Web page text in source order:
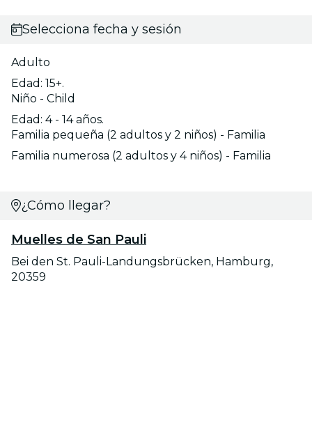
Selecciona fecha y sesión
Adulto
Edad: 15+.
Niño - Child
Edad: 4 - 14 años.
Familia pequeña (2 adultos y 2 niños) - Familia
Familia numerosa (2 adultos y 4 niños) - Familia
¿Cómo llegar?
Muelles de San Pauli
Bei den St. Pauli-Landungsbrücken, Hamburg,
20359